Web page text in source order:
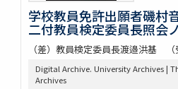
学校教員免許出願者磯村
二付教員検定委員長照会
（差）教員検定委員長渡邉洪基
Digital Archive. University Archives |
Archives